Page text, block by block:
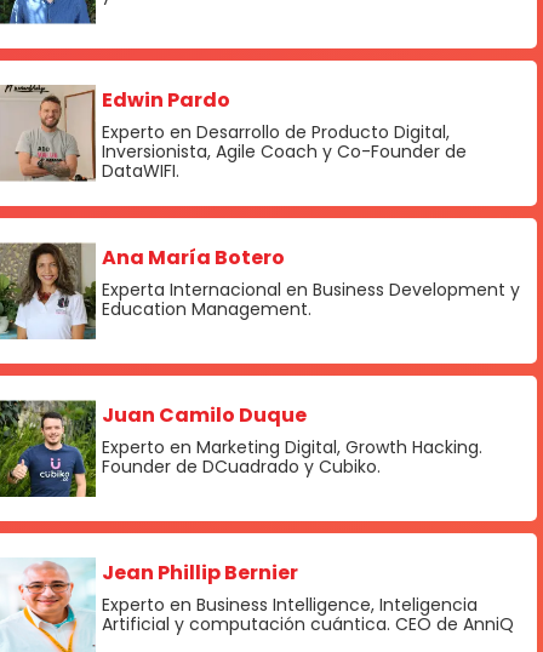
Edwin Pardo
Experto en Desarrollo de Producto Digital,
Inversionista, Agile Coach y Co-Founder de
DataWIFI.
Ana María Botero
Experta Internacional en Business Development y
Education Management.
Juan Camilo Duque
Experto en Marketing Digital, Growth Hacking.
Founder de DCuadrado y Cubiko.
Jean Phillip Bernier
Experto en Business Intelligence, Inteligencia
Artificial y computación cuántica. CEO de AnniQ